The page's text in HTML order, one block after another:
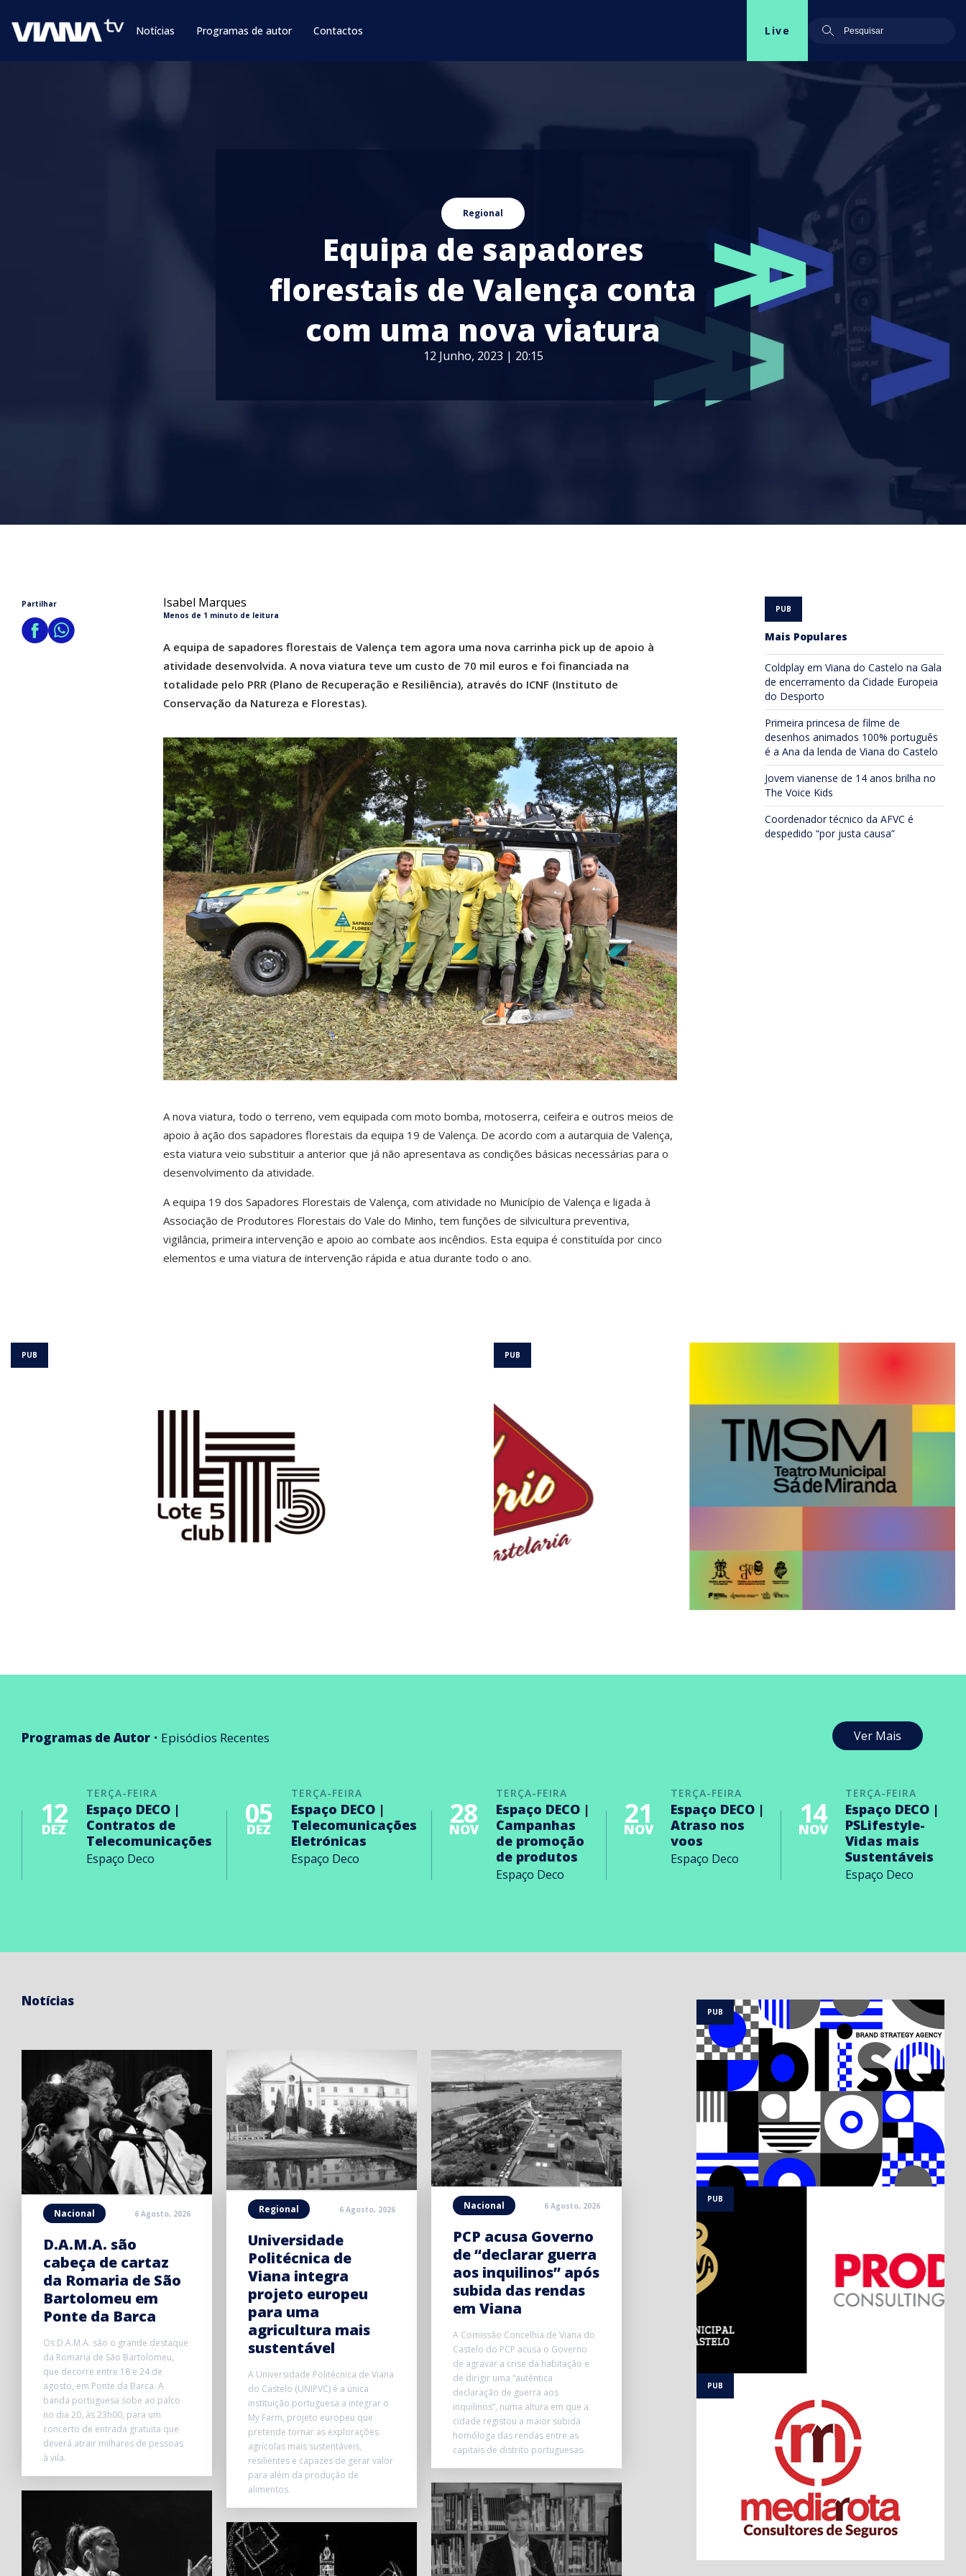
Notícias Programas de autor Contactos Live
Regional
Equipa de sapadores
florestais de Valença conta
com uma nova viatura
12 Junho, 2023 | 20:15
Partilhar Isabel Marques
Menos de 1 minuto de leitura
A equipa de sapadores florestais de Valença tem agora uma nova carrinha pick up de apoio à
atividade desenvolvida. A nova viatura teve um custo de 70 mil euros e foi financiada na
totalidade pelo PRR (Plano de Recuperação e Resiliência), através do ICNF (Instituto de
Conservação da Natureza e Florestas).
A nova viatura, todo o terreno, vem equipada com moto bomba, motoserra, ceifeira e outros meios de
apoio à ação dos sapadores florestais da equipa 19 de Valença. De acordo com a autarquia de Valença,
esta viatura veio substituir a anterior que já não apresentava as condições básicas necessárias para o
desenvolvimento da atividade.
A equipa 19 dos Sapadores Florestais de Valença, com atividade no Município de Valença e ligada à
Associação de Produtores Florestais do Vale do Minho, tem funções de silvicultura preventiva,
vigilância, primeira intervenção e apoio ao combate aos incêndios. Esta equipa é constituída por cinco
elementos e uma viatura de intervenção rápida e atua durante todo o ano.
Mais Populares
Coldplay em Viana do Castelo na Gala
de encerramento da Cidade Europeia
do Desporto
Primeira princesa de filme de
desenhos animados 100% português
é a Ana da lenda de Viana do Castelo
Jovem vianense de 14 anos brilha no
The Voice Kids
Coordenador técnico da AFVC é
despedido “por justa causa”
Programas de Autor Episódios Recentes Ver Mais
TERÇA-FEIRA
12
DEZ
Espaço DECO |
Contratos de
Telecomunicações
Espaço Deco
TERÇA-FEIRA
05
DEZ
Espaço DECO |
Telecomunicações
Eletrónicas
Espaço Deco
TERÇA-FEIRA
28
NOV
Espaço DECO |
Campanhas
de promoção
de produtos
Espaço Deco
TERÇA-FEIRA
21
NOV
Espaço DECO |
Atraso nos
voos
Espaço Deco
TERÇA-FEIRA
14
NOV
Espaço DECO |
PSLifestyle-
Vidas mais
Sustentáveis
Espaço Deco
Notícias
Nacional 6 Agosto, 2026
D.A.M.A. são
cabeça de cartaz
da Romaria de São
Bartolomeu em
Ponte da Barca
Os D.A.M.A. são o grande destaque
da Romaria de São Bartolomeu,
que decorre entre 18 e 24 de
agosto, em Ponte da Barca. A
banda portuguesa sobe ao palco
no dia 20, às 23h00, para um
concerto de entrada gratuita que
deverá atrair milhares de pessoas
à vila.
Regional 6 Agosto, 2026
Universidade
Politécnica de
Viana integra
projeto europeu
para uma
agricultura mais
sustentável
A Universidade Politécnica de Viana
do Castelo (UNIPVC) é a única
instituição portuguesa a integrar o
My Farm, projeto europeu que
pretende tornar as explorações
agrícolas mais sustentáveis,
resilientes e capazes de gerar valor
para além da produção de
alimentos.
Nacional 6 Agosto, 2026
PCP acusa Governo
de “declarar guerra
aos inquilinos” após
subida das rendas
em Viana
A Comissão Concelhia de Viana do
Castelo do PCP acusa o Governo
de agravar a crise da habitação e
de dirigir uma “autêntica
declaração de guerra aos
inquilinos”, numa altura em que a
cidade registou a maior subida
homóloga das rendas entre as
capitais de distrito portuguesas.